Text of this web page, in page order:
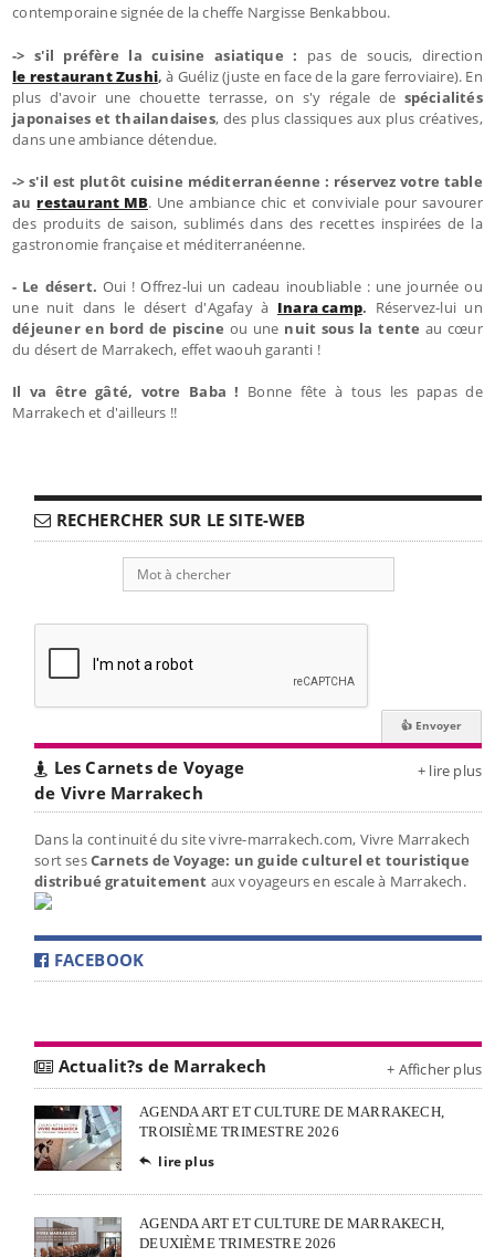
contemporaine signée de la cheffe Nargisse Benkabbou.
-> s'il préfère la cuisine asiatique : pas de soucis, direction
le restaurant Zushi,à Guéliz (juste en face de la gare ferroviaire). En
plus d'avoir une chouette terrasse, on s'y régale de spécialités
japonaises et thailandaises, des plus classiques aux plus créatives,
dans une ambiance détendue.
-> s'il est plutôt cuisine méditerranéenne : réservez votre table
aurestaurant MB. Une ambiance chic et conviviale pour savourer
des produits de saison, sublimés dans des recettes inspirées de la
gastronomie française et méditerranéenne.
- Le désert. Oui ! Offrez-lui un cadeau inoubliable : une journée ou
une nuit dans le désert d'Agafay à Inara camp. Réservez-lui un
déjeuner en bord de piscine ou une nuit sous la tente au cœur
du désert de Marrakech, effet waouh garanti !
Il va être gâté, votre Baba ! Bonne fête à tous les papas de
Marrakech et d'ailleurs !!
RECHERCHER SUR LE SITE-WEB
Les Carnets de Voyage
de Vivre Marrakech
+ lire plus
Dans la continuité du site vivre-marrakech.com, Vivre Marrakech
sort sesCarnets de Voyage: un guide culturel et touristique
distribué gratuitement aux voyageurs en escale à Marrakech.
FACEBOOK
Actualit?s de Marrakech + Afficher plus
AGENDA ART ET CULTURE DE MARRAKECH,
TROISIÈME TRIMESTRE 2026
 lire plus
AGENDA ART ET CULTURE DE MARRAKECH,
DEUXIÈME TRIMESTRE 2026